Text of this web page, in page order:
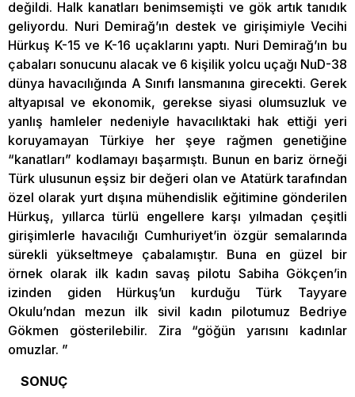
değildi. Halk kanatları benimsemişti ve gök artık tanıdık
geliyordu. Nuri Demirağ’ın destek ve girişimiyle Vecihi
Hürkuş K-15 ve K-16 uçaklarını yaptı. Nuri Demirağ’ın bu
çabaları sonucunu alacak ve 6 kişilik yolcu uçağı NuD-38
dünya havacılığında A Sınıfı lansmanına girecekti. Gerek
altyapısal ve ekonomik, gerekse siyasi olumsuzluk ve
yanlış hamleler nedeniyle havacılıktaki hak ettiği yeri
koruyamayan Türkiye her şeye rağmen genetiğine
“kanatları” kodlamayı başarmıştı. Bunun en bariz örneği
Türk ulusunun eşsiz bir değeri olan ve Atatürk tarafından
özel olarak yurt dışına mühendislik eğitimine gönderilen
Hürkuş, yıllarca türlü engellere karşı yılmadan çeşitli
girişimlerle havacılığı Cumhuriyet’in özgür semalarında
sürekli yükseltmeye çabalamıştır. Buna en güzel bir
örnek olarak ilk kadın savaş pilotu Sabiha Gökçen’in
izinden giden Hürkuş’un kurduğu Türk Tayyare
Okulu’ndan mezun ilk sivil kadın pilotumuz Bedriye
Gökmen gösterilebilir. Zira “göğün yarısını kadınlar
omuzlar. ”
SONUÇ